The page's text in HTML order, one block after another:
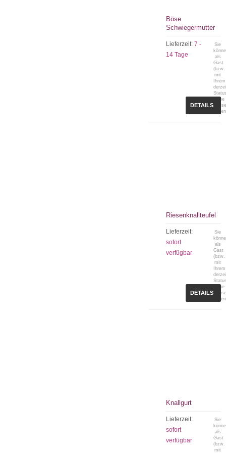
Böse
Schwiegermutter
Lieferzeit:7 -
14 Tage
Sie
als
Gast
(bzw.
mit
Ihrem
keine
DETAILS
Riesenknallteufel
Lieferzeit:
sofort
verfügbar
Sie
als
Gast
(bzw.
mit
Ihrem
keine
DETAILS
Knallgurt
Lieferzeit:
sofort
verfügbar
Sie
als
Gast
(bzw.
mit